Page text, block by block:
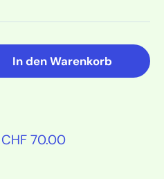
In den Warenkorb
70.00